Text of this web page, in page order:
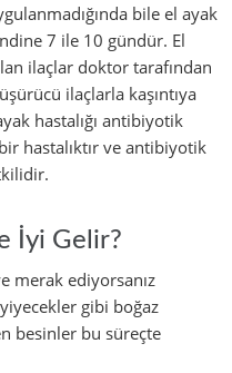
bile el ayak
7 ile 10 gündür. El
ilaçlar doktor tarafından
ilaçlarla kaşıntıya
hastalığı antibiyotik
hastalıktır ve antibiyotik
İyi Gelir?
merak ediyorsanız
gibi boğaz
besinler bu süreçte